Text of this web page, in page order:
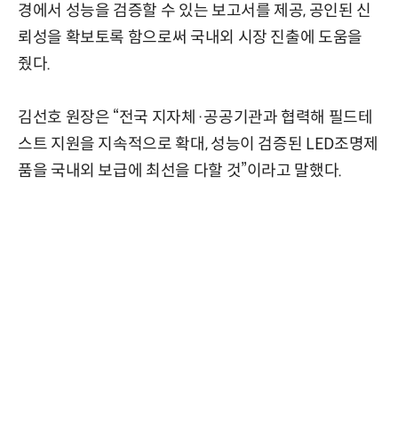
경에서 성능을 검증할 수 있는 보고서를 제공, 공인된 신
뢰성을 확보토록 함으로써 국내외 시장 진출에 도움을
줬다.
김선호 원장은 “전국 지자체·공공기관과 협력해 필드테
스트 지원을 지속적으로 확대, 성능이 검증된 LED조명제
품을 국내외 보급에 최선을 다할 것”이라고 말했다.